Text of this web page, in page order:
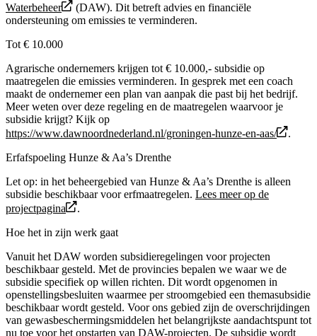
Waterbeheer
(DAW). Dit betreft advies en financiële
ondersteuning om emissies te verminderen.
Tot € 10.000
Agrarische ondernemers krijgen tot € 10.000,- subsidie op
maatregelen die emissies verminderen. In gesprek met een coach
maakt de ondernemer een plan van aanpak die past bij het bedrijf.
Meer weten over deze regeling en de maatregelen waarvoor je
subsidie krijgt? Kijk op
https://www.dawnoordnederland.nl/groningen-hunze-en-aas/
.
Erfafspoeling Hunze & Aa’s Drenthe
Let op: in het beheergebied van Hunze & Aa’s Drenthe is alleen
subsidie beschikbaar voor erfmaatregelen. Lees meer op de
projectpagina
.
Hoe het in zijn werk gaat
Vanuit het DAW worden subsidieregelingen voor projecten
beschikbaar gesteld. Met de provincies bepalen we waar we de
subsidie specifiek op willen richten. Dit wordt opgenomen in
openstellingsbesluiten waarmee per stroomgebied een themasubsidie
beschikbaar wordt gesteld. Voor ons gebied zijn de overschrijdingen
van gewasbeschermingsmiddelen het belangrijkste aandachtspunt tot
nu toe voor het opstarten van DAW-projecten. De subsidie wordt